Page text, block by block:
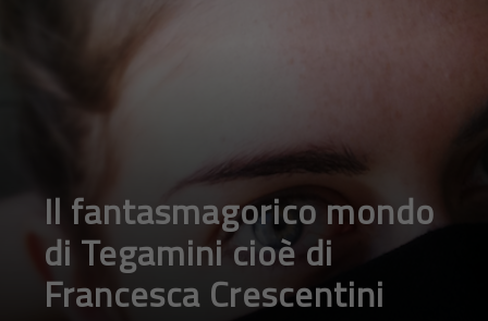
Il fantasmagorico mondo
di Tegamini cioè di
Francesca Crescentini